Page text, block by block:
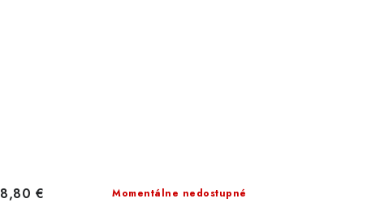
Momentálne nedostupné
8,80 €